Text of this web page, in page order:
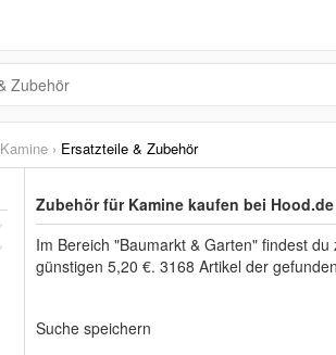
Kamine › Ersatzteile & Zubehör
Zubehör für Kamine kaufen bei Hood.de
Im Bereich "Baumarkt & Garten" findest
günstigen 5,20 €. 3168 Artikel der
Suche speichern